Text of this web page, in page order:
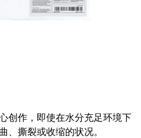
创作，即使在水分充足环境下
、撕裂或收缩的状况。